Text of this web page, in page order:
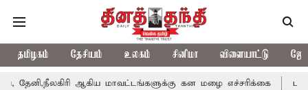
தமிழகம் தேசியம் உலகம் சினிமா விளையாட்டு
ஆகிய மாவட்டங்களுக்கு கன மழை எச்சரிக்கை